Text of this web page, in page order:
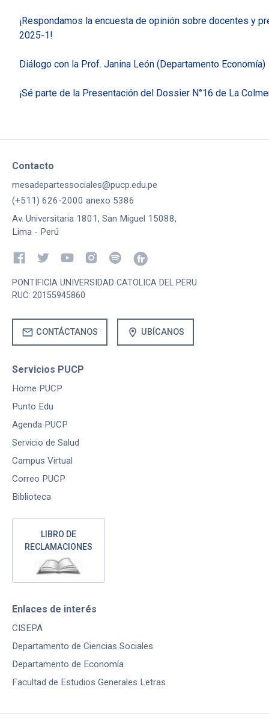
¡Respondamos la encuesta de opinión sobre docentes y
2025-1!
Diálogo con la Prof. Janina León (Departamento Economía)
¡Sé parte de la Presentación del Dossier N°16 de La
Contacto
mesadepartessociales@pucp.edu.pe
(+511) 626-2000 anexo 5386
Av. Universitaria 1801, San Miguel 15088,
Lima - Perú
PONTIFICIA UNIVERSIDAD CATOLICA DEL PERU
RUC: 20155945860
mail CONTÁCTANOS location_on UBÍCANOS
Servicios PUCP
Home PUCP
Punto Edu
Agenda PUCP
Servicio de Salud
Campus Virtual
Correo PUCP
Biblioteca
LIBRO DE
RECLAMACIONES
Enlaces de interés
CISEPA
Departamento de Ciencias Sociales
Departamento de Economía
Facultad de Estudios Generales Letras